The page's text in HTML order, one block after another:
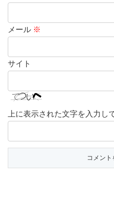
メール ※
サイト
上に表示された文字を入力し